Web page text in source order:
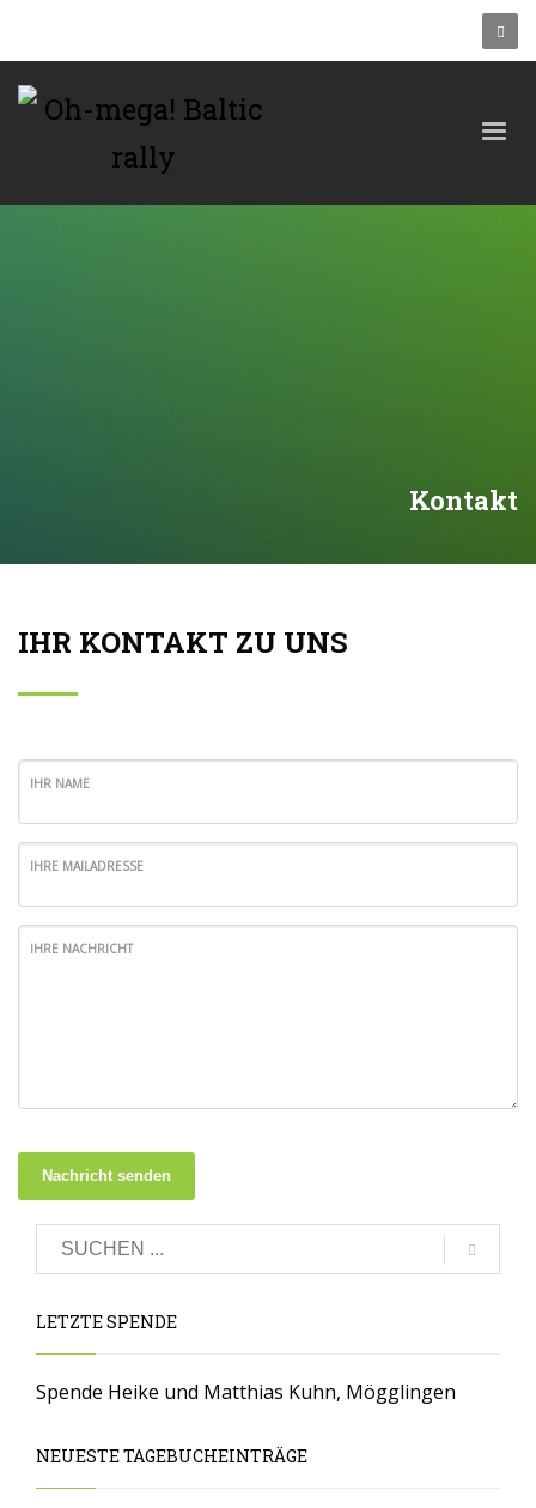
Kontakt
IHR KONTAKT ZU UNS
IHR NAME
IHRE MAILADRESSE
IHRE NACHRICHT
Nachricht senden
LETZTE SPENDE
Spende Heike und Matthias Kuhn, Mögglingen
NEUESTE TAGEBUCHEINTRÄGE